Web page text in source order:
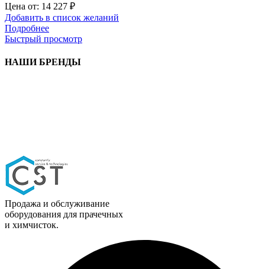
Цена от: 14 227 ₽
Добавить в список желаний
Подробнее
Быстрый просмотр
НАШИ БРЕНДЫ
Продажа и обслуживание
оборудования для прачечных
и химчисток.